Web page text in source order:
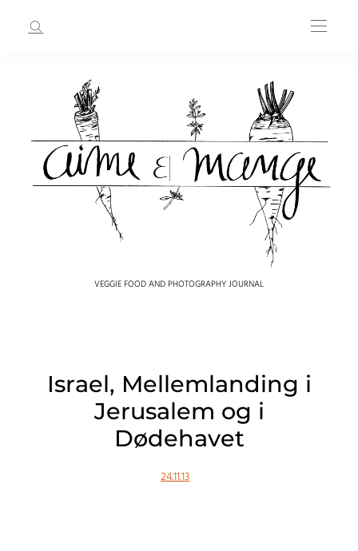
VEGGIE FOOD AND PHOTOGRAPHY JOURNAL
Israel, Mellemlanding i
Jerusalem og i
Dødehavet
24.11.13